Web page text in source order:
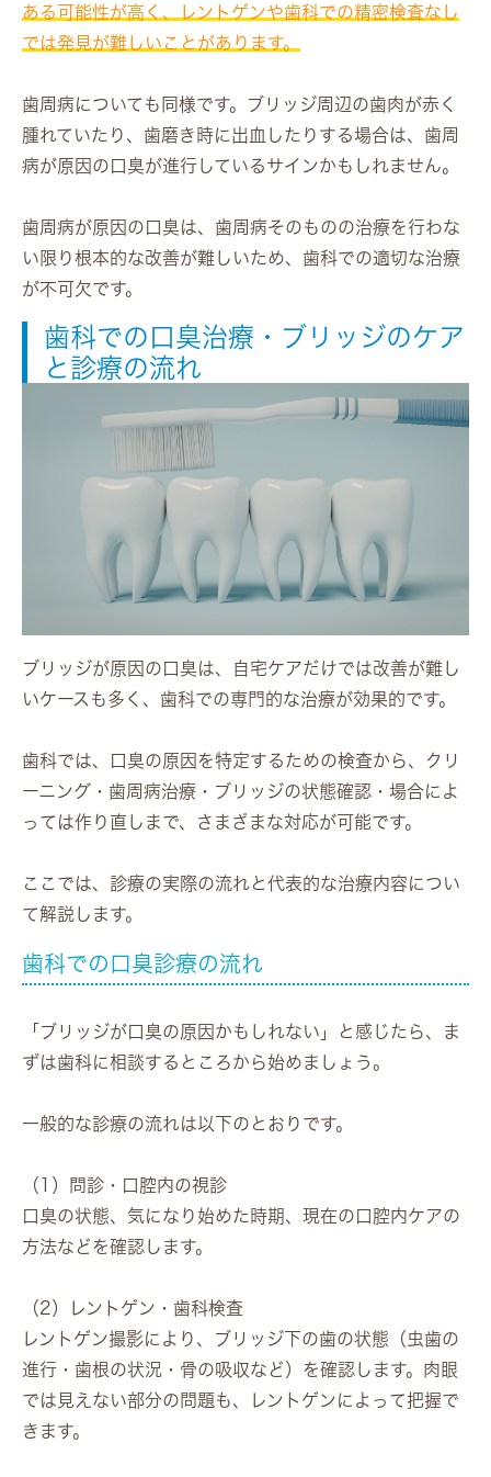
ある可能性が高く、レントゲンや歯科での精密検査なし
では発見が難しいことがあります。
歯周病についても同様です。ブリッジ周辺の歯肉が赤く
腫れていたり、歯磨き時に出血したりする場合は、歯周
病が原因の口臭が進行しているサインかもしれません。
歯周病が原因の口臭は、歯周病そのものの治療を行わな
い限り根本的な改善が難しいため、歯科での適切な治療
が不可欠です。
歯科での口臭治療・ブリッジのケア
と診療の流れ
ブリッジが原因の口臭は、自宅ケアだけでは改善が難し
いケースも多く、歯科での専門的な治療が効果的です。
歯科では、口臭の原因を特定するための検査から、クリ
ーニング・歯周病治療・ブリッジの状態確認・場合によ
っては作り直しまで、さまざまな対応が可能です。
ここでは、診療の実際の流れと代表的な治療内容につい
て解説します。
歯科での口臭診療の流れ
「ブリッジが口臭の原因かもしれない」と感じたら、ま
ずは歯科に相談するところから始めましょう。
一般的な診療の流れは以下のとおりです。
（1）問診・口腔内の視診
口臭の状態、気になり始めた時期、現在の口腔内ケアの
方法などを確認します。
（2）レントゲン・歯科検査
レントゲン撮影により、ブリッジ下の歯の状態（虫歯の
進行・歯根の状況・骨の吸収など）を確認します。肉眼
では見えない部分の問題も、レントゲンによって把握で
きます。